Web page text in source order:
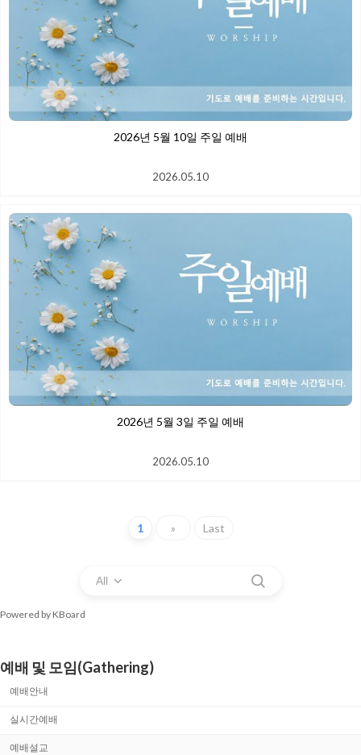
2026년 5월 10일 주일 예배
2026.05.10
2026년 5월 3일 주일 예배
2026.05.10
1 » Last
All
Powered by KBoard
예배 및 모임(Gathering)
예배안내
실시간예배
예배설교